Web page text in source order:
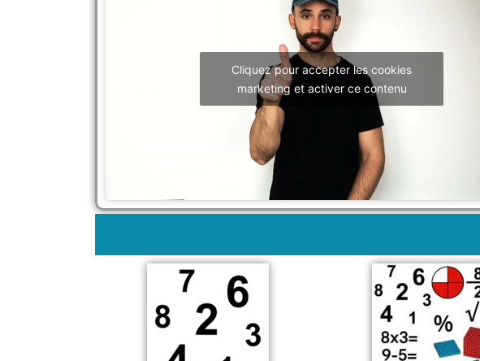
Cliquez pour accepter les cookies
marketing et activer ce contenu